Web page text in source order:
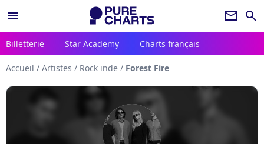
menu newsletter search
Billetterie Star Academy Charts français
Accueil / Artistes / Rock inde / Forest Fire